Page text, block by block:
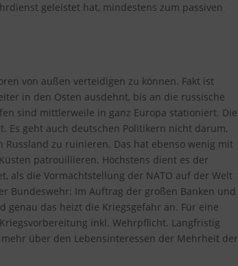
geleistet hat, mindestens zum passiven
von außen verteidigen zu können. Fakt ist
in den Osten ausdehnt, bis an die russische
sind mittlerweile in ganz Europa stationiert. Die
Es geht auch deutschen Politikern nicht darum,
zu ruinieren. Das hat ebenso wenig mit
patrouillieren. Höchstens dient es der
als die Vormachtstellung der NATO auf der Welt
Bundeswehr: Im Auftrag der großen Banken und
genau das heizt die Kriegsgefahr an. Für eine
inkl. Wehrpflicht. Langfristig
über den Lebensinteressen der Mehrheit der